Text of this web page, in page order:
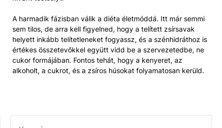
A harmadik fázisban válik a diéta életmóddá. Itt már semmi
sem tilos, de arra kell figyelned, hogy a telített zsírsavak
helyett inkább telítetleneket fogyassz, és a szénhidráthoz is
értékes összetevőkkel együtt vidd be a szervezetedbe, ne
cukor formájában. Fontos tehát, hogy a kenyeret, az
alkoholt, a cukrot, és a zsíros húsokat folyamatosan kerüld.